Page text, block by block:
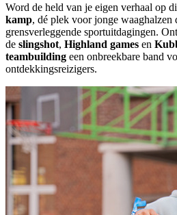
Word de held van je eigen verhaal op
kamp, dé plek voor jonge waaghalzen
grensverleggende sportuitdagingen.
de slingshot, Highland games en
teambuilding een onbreekbare band
ontdekkingsreizigers.